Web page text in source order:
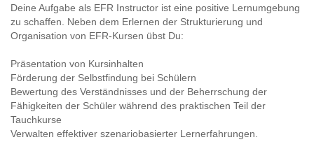
Deine Aufgabe als EFR Instructor ist eine positive Lernumgebung
zu schaffen. Neben dem Erlernen der Strukturierung und
Organisation von EFR-Kursen übst Du:
Präsentation von Kursinhalten
Förderung der Selbstfindung bei Schülern
Bewertung des Verständnisses und der Beherrschung der
Fähigkeiten der Schüler während des praktischen Teil der
Tauchkurse
Verwalten effektiver szenariobasierter Lernerfahrungen.